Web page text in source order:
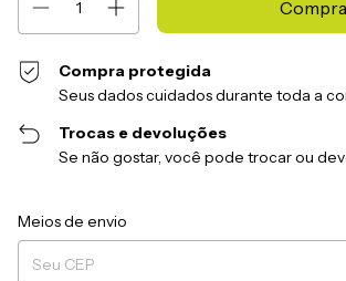
Compra protegida
Seus dados cuidados durante toda a
Trocas e devoluções
Se não gostar, você pode trocar ou
Entregas para o CEP:
Meios de envio